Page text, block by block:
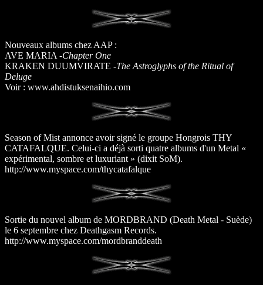
Nouveaux albums chez AAP :
AVE MARIA -Chapter One
KRAKEN DUUMVIRATE -The Astroglyphs of the Ritual of
Deluge
Voir : www.ahdistuksenaihio.com
Season of Mist annonce avoir signé le groupe Hongrois THY
CATAFALQUE. Celui-ci a déjà sorti quatre albums d'un Metal «
expérimental, sombre et luxuriant » (dixit SoM).
http://www.myspace.com/thycatafalque
Sortie du nouvel album de MORDBRAND (Death Metal - Suède)
le 6 septembre chez Deathgasm Records.
http://www.myspace.com/mordbranddeath